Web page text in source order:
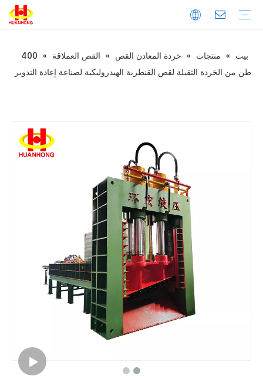
بيت » منتجات » خردة المعادن القص » القص العملاقة »
400
طن من الخردة الثقيلة لقص القنطرية الهيدروليكية لصناعة إعادة التدوير